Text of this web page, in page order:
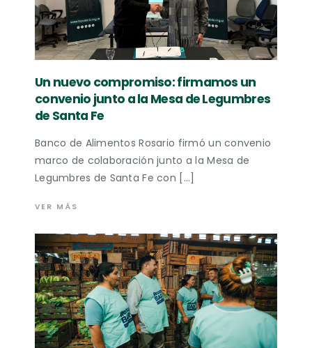
Un nuevo compromiso: firmamos un
convenio junto a la Mesa de Legumbres
de Santa Fe
Banco de Alimentos Rosario firmó un convenio
marco de colaboración junto a la Mesa de
Legumbres de Santa Fe con […]
VER MÁS